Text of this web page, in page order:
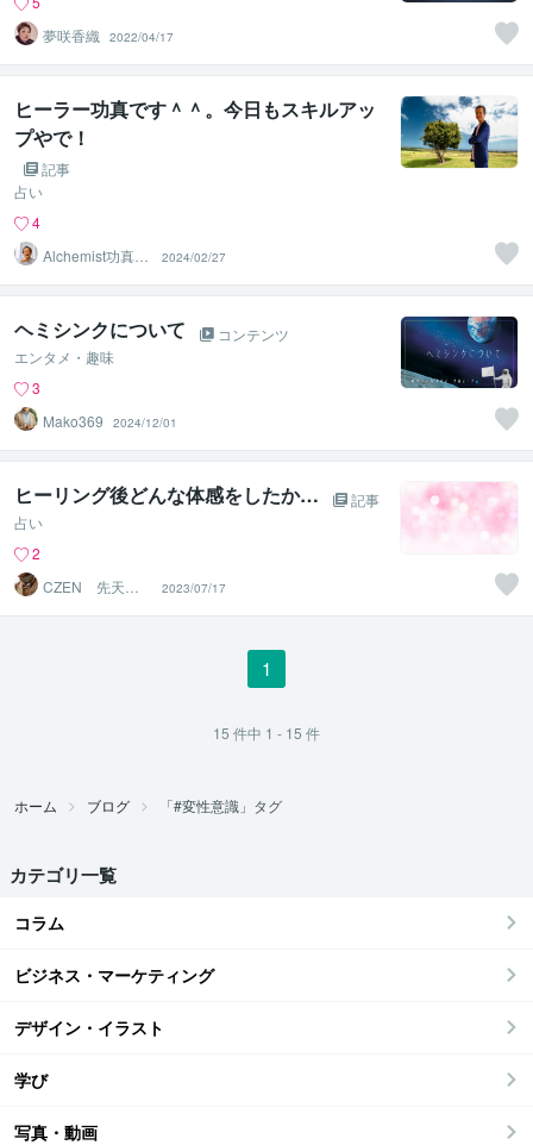
夢咲香織
2022/04/17
ヒーラー功真です＾＾。今日もスキルアッ
プやで！
記事
占い
4
Alchemist功真
（こうしん）
2024/02/27
ヘミシンクについて
コンテンツ
エンタメ・趣味
3
Mako369
2024/12/01
ヒーリング後どんな体感をしたか…
記事
占い
2
CZEN 先天的
霊感と後天的神
秘力の導者
2023/07/17
1
15 件中 1 - 15 件
ホーム ブログ 「#変性意識」タグ
カテゴリ一覧
コラム
ビジネス・マーケティング
デザイン・イラスト
学び
写真・動画